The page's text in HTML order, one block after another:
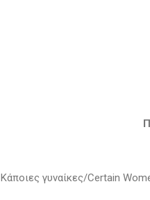
Κάποιες γυναίκες/Certain